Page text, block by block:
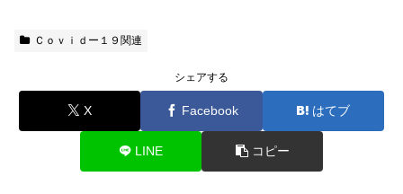
Ｃｏｖｉｄー１９関連
シェアする
X Facebook はてブ
LINE コピー